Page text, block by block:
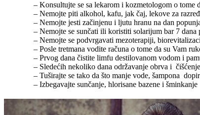
– Konsultujte se sa lekarom i kozmetologom o tome
– Nemojte piti alkohol, kafu, jak čaj, lekove za
– Nemojte jesti začinjenu i ljutu hranu na dan
– Nemojte se sunčati ili koristiti solarijum bar 7 dana
– Nemojte se podvrgavati mezoterapiji,
– Posle tretmana vodite računa o tome da su Vam
– Prvog dana čistite limfu destilovanom vodom i
– Sledećih nekoliko dana održavanje obrva i
– Tuširajte se tako da što manje vode, šampona
– Izbegavajte sunčanje, hlorisane bazene i